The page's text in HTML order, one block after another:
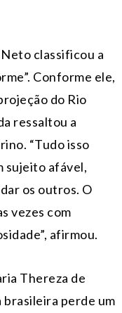
classificou a
Conforme ele,
do Rio
ressaltou a
“Tudo isso
sujeito afável,
os outros. O
vezes com
afirmou.
Thereza de
brasileira perde um